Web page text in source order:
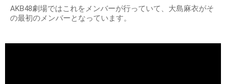
AKB48劇場ではこれをメンバーが行っていて、大島麻衣がそ
の最初のメンバーとなっています。